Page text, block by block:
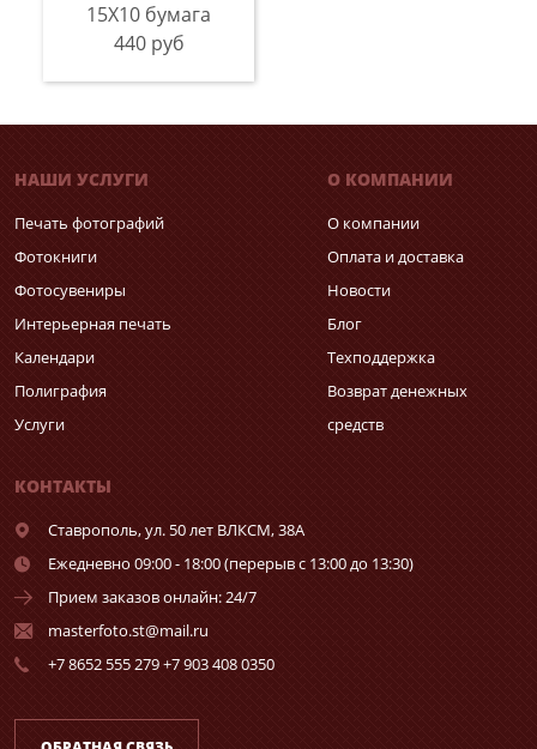
15Х10 бумага
440 руб
НАШИ УСЛУГИ
Печать фотографий
Фотокниги
Фотосувениры
Интерьерная печать
Календари
Полиграфия
Услуги
О КОМПАНИИ
О компании
Оплата и доставка
Новости
Блог
Техподдержка
Возврат денежных
средств
КОНТАКТЫ
Ставрополь,ул. 50 лет ВЛКСМ, 38А
Ежедневно 09:00 - 18:00 (перерыв с 13:00 до 13:30)
Прием заказов онлайн: 24/7
masterfoto.st@mail.ru
+7 8652 555 279 +7 903 408 0350